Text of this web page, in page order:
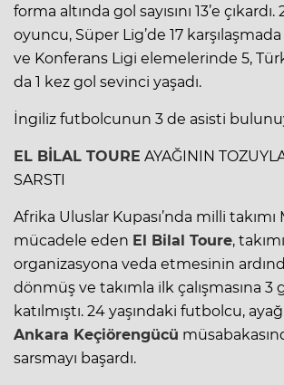
forma altında gol sayısını 13’e
oyuncu, Süper Lig’de 17
ve Konferans Ligi elemelerinde 5,
da 1 kez gol sevinci yaşadı.
İngiliz futbolcunun 3 de asisti
EL BİLAL TOURE AYAĞININ
SARSTI
Afrika Uluslar Kupası’nda milli takımı
mücadele eden El Bilal Toure,
organizasyona veda etmesinin
dönmüş ve takımla ilk çalışmasına 3
katılmıştı. 24 yaşındaki futbolcu,
Ankara Keçiörengücü
sarsmayı başardı.